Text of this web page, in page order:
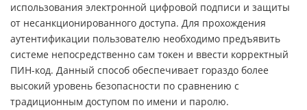
использования электронной цифровой подписи и защиты
от несанкционированного доступа. Для прохождения
аутентификации пользователю необходимо предъявить
системе непосредственно сам токен и ввести корректный
ПИН-код. Данный способ обеспечивает гораздо более
высокий уровень безопасности по сравнению с
традиционным доступом по имени и паролю.